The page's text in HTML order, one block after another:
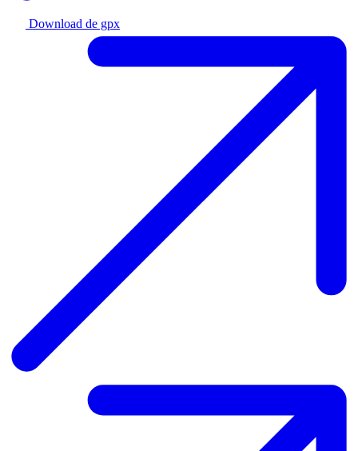
Download de gpx